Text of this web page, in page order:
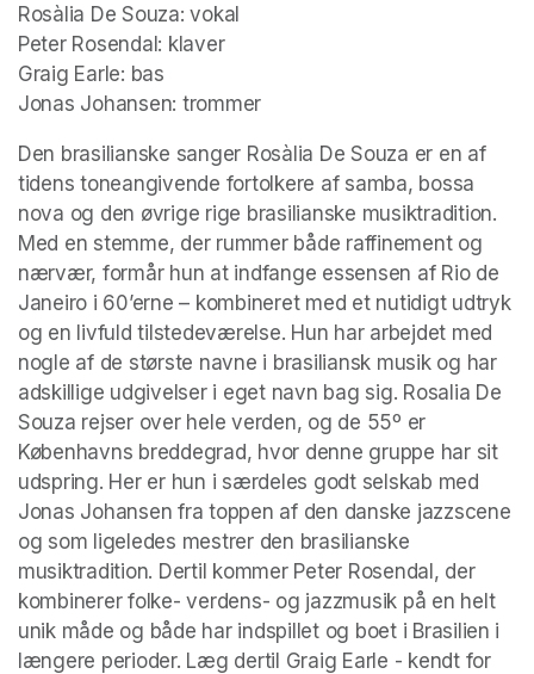
Rosàlia De Souza: vokal
Peter Rosendal: klaver
Graig Earle: bas
Den brasilianske sanger Rosàlia De Souza er en af
tidens toneangivende fortolkere af samba, bossa
nova og den øvrige rige brasilianske musiktradition.
Med en stemme, der rummer både raffinement og
nærvær, formår hun at indfange essensen af Rio de
Janeiro i 60’erne – kombineret med et nutidigt udtryk
og en livfuld tilstedeværelse. Hun har arbejdet med
nogle af de største navne i brasiliansk musik og har
adskillige udgivelser i eget navn bag sig. Rosalia De
Souza rejser over hele verden, og de 55º er
Københavns breddegrad, hvor denne gruppe har sit
udspring. Her er hun i særdeles godt selskab med
Jonas Johansen fra toppen af den danske jazzscene
og som ligeledes mestrer den brasilianske
musiktradition. Dertil kommer Peter Rosendal, der
kombinerer folke- verdens- og jazzmusik på en helt
unik måde og både har indspillet og boet i Brasilien i
længere perioder. Læg dertil Graig Earle - kendt for